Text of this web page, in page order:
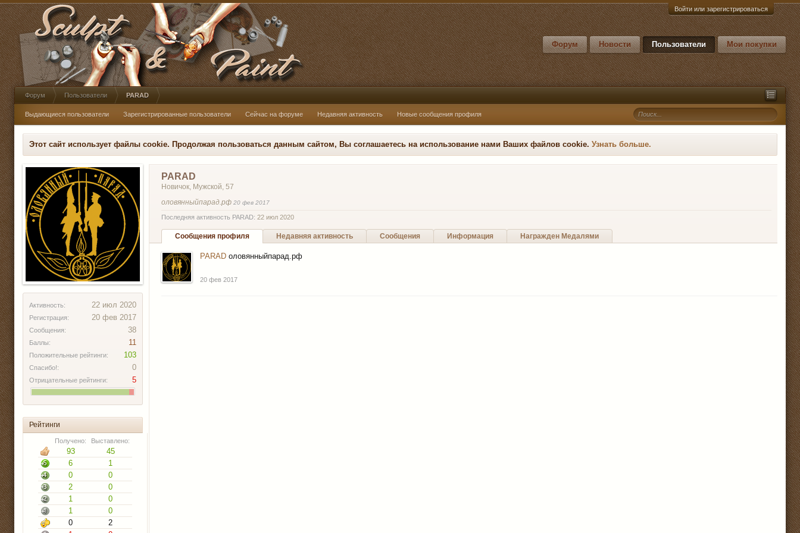
Войти или зарегистрироваться
Форум Новости Пользователи Мои покупки
Форум Пользователи PARAD
Выдающиеся пользователи Зарегистрированные пользователи Сейчас на форуме Недавняя активность Новые сообщения профиля
Этот сайт использует файлы cookie. Продолжая пользоваться данным сайтом, Вы соглашаетесь на использование нами Ваших файлов cookie. Узнать больше.
Активность: 22 июл 2020
Регистрация: 20 фев 2017
Сообщения: 38
Баллы: 11
Положительные рейтинги: 103
Спасибо!: 0
Отрицательные рейтинги: 5
Рейтинги
Получено: Выставлено:
93
45
6
1
0
0
2
0
1
0
1
0
0
2
PARAD
Новичок, Мужской, 57
оловянныйпарад.рф 20 фев 2017
Последняя активность PARAD: 22 июл 2020
Сообщения профиля Недавняя активность Сообщения Информация Награжден Медалями
PARAD оловянныйпарад.рф
20 фев 2017